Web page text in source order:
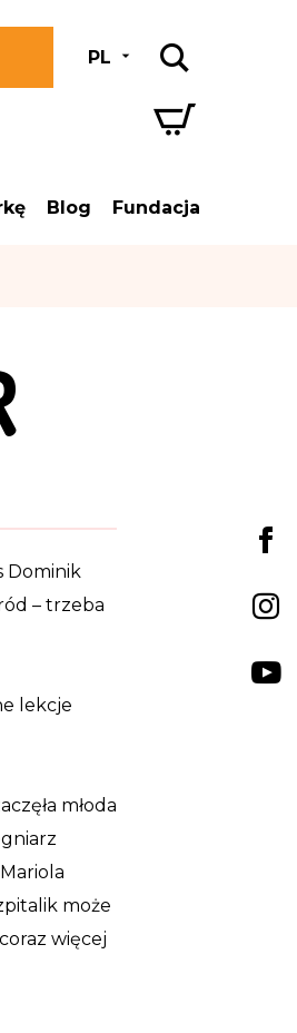
PL
Blog Fundacja
Dominik
– trzeba
lekcje
młoda
może
więcej
Domu.